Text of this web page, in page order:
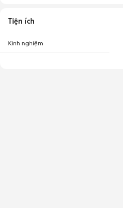
Tiện ích
Kinh nghiệm